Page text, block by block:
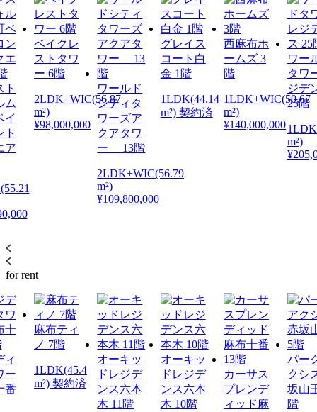
ト
ム
イ
ト
ア
ベイクレ
ストタワ
ー 6階
2LDK+WIC(56.87
m²)
¥98,000,000
ワールド
シティタ
ワーズア
クアタワ
ー 13階
2LDK+WIC(56.79
m²)
¥109,800,000
グレイス
コート白
金 1階
1LDK(44.14
m²) 契約済
西麻布ホ
ームズ 3
階
1LDK+WIC(50.67
m²)
¥140,000,000
ワー
タワ
ジデ
25階
m²)
for rent
ィ
ー
番
麻布ティ
ノ 7階
1LDK(45.4
m²) 契約済
オーキッ
ドレジデ
ンス六本
木 11階
オーキッ
ドレジデ
ンス六本
木 10階
カーサス
プレンデ
ィッド麻
パー
クシ
坂山
階